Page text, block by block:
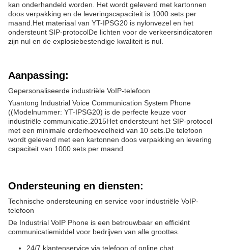
kan onderhandeld worden. Het wordt geleverd met kartonnen
doos verpakking en de leveringscapaciteit is 1000 sets per
maand.Het materiaal van YT-IPSG20 is nylonvezel en het
ondersteunt SIP-protocolDe lichten voor de verkeersindicatoren
zijn nul en de explosiebestendige kwaliteit is nul.
Aanpassing:
Gepersonaliseerde industriële VoIP-telefoon
Yuantong Industrial Voice Communication System Phone
((Modelnummer: YT-IPSG20) is de perfecte keuze voor
industriële communicatie.2015Het ondersteunt het SIP-protocol
met een minimale orderhoeveelheid van 10 sets.De telefoon
wordt geleverd met een kartonnen doos verpakking en levering
capaciteit van 1000 sets per maand.
Ondersteuning en diensten:
Technische ondersteuning en service voor industriële VoIP-
telefoon
De Industrial VoIP Phone is een betrouwbaar en efficiënt
communicatiemiddel voor bedrijven van alle groottes.
24/7 klantenservice via telefoon of online chat